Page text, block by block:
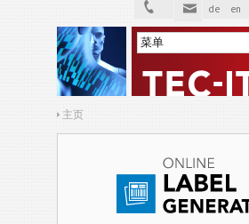
de en
主页